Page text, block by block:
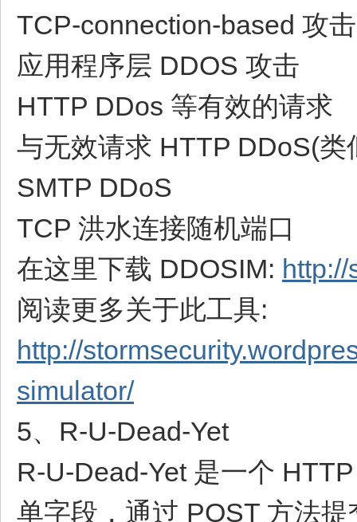
TCP-connection-based 攻击
应用程序层 DDOS 攻击
HTTP DDos 等有效的请求
与无效请求 HTTP DDoS(类
SMTP DDoS
TCP 洪水连接随机端口
在这里下载 DDOSIM:
阅读更多关于此工具:
http://
simulator/
5、R-U-Dead-Yet
R-U-Dead-Yet 是一个
单字段，通过 POST 方法